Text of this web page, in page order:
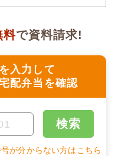
入力して
配弁当を確認
料で資料請求!
検索
が分からない方はこちら